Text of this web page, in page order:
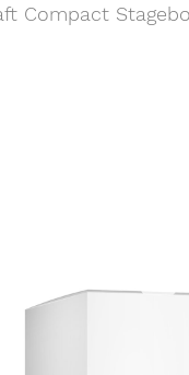
Compact